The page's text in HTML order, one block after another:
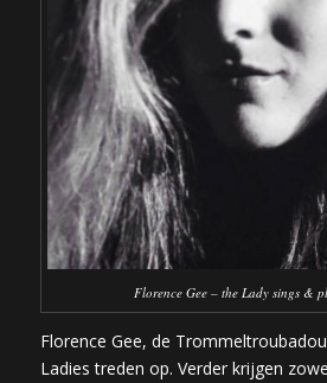
Florence Gee – the Lady sings &
Florence Gee, de
Ladies treden op. Verder krijgen